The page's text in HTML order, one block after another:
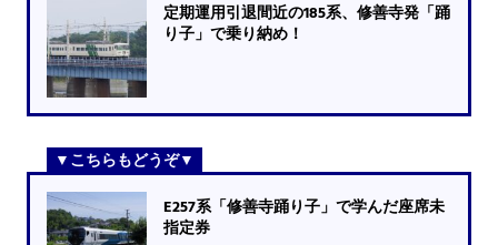
定期運用引退間近の185系、修善寺発「踊
り子」で乗り納め！
E257系「修善寺踊り子」で学んだ座席未
指定券